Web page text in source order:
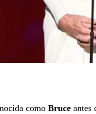
como Bruce antes